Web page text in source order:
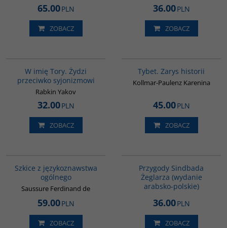
65.00PLN
ZOBACZ
36.00PLN
ZOBACZ
W imię Tory. Żydzi
przeciwko syjonizmowi
Rabkin Yakov
32.00PLN
ZOBACZ
Tybet. Zarys historii
Kollmar-Paulenz Karenina
45.00PLN
ZOBACZ
Szkice z językoznawstwa
ogólnego
Saussure Ferdinand de
59.00PLN
ZOBACZ
Przygody Sindbada
Żeglarza (wydanie
arabsko-polskie)
36.00PLN
ZOBACZ